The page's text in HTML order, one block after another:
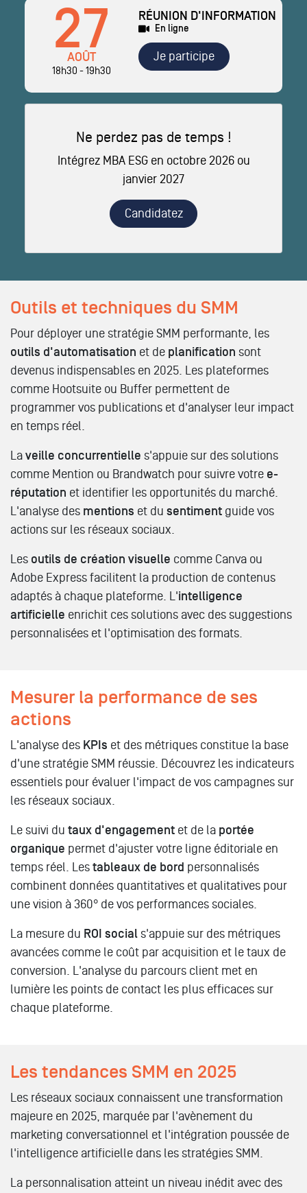
27
AOÛT
18h30 - 19h30
RÉUNION D'INFORMATION
En ligne
Je participe
Ne perdez pas de temps !
Intégrez MBA ESG en octobre 2026 ou
janvier 2027
Candidatez
Outils et techniques du SMM
Pour déployer une stratégie SMM performante, les
outils d'automatisation et de planification sont
devenus indispensables en 2025. Les plateformes
comme Hootsuite ou Buffer permettent de
programmer vos publications et d'analyser leur impact
en temps réel.
La veille concurrentielle s'appuie sur des solutions
comme Mention ou Brandwatch pour suivre votre e-
réputation et identifier les opportunités du marché.
L'analyse des mentions et du sentiment guide vos
actions sur les réseaux sociaux.
Les outils de création visuelle comme Canva ou
Adobe Express facilitent la production de contenus
adaptés à chaque plateforme. L'intelligence
artificielle enrichit ces solutions avec des suggestions
personnalisées et l'optimisation des formats.
Mesurer la performance de ses
actions
L'analyse des KPIs et des métriques constitue la base
d'une stratégie SMM réussie. Découvrez les indicateurs
essentiels pour évaluer l'impact de vos campagnes sur
les réseaux sociaux.
Le suivi du taux d'engagement et de la portée
organique permet d'ajuster votre ligne éditoriale en
temps réel. Les tableaux de bord personnalisés
combinent données quantitatives et qualitatives pour
une vision à 360° de vos performances sociales.
La mesure du ROI social s'appuie sur des métriques
avancées comme le coût par acquisition et le taux de
conversion. L'analyse du parcours client met en
lumière les points de contact les plus efficaces sur
chaque plateforme.
Les tendances SMM en 2025
Les réseaux sociaux connaissent une transformation
majeure en 2025, marquée par l'avènement du
marketing conversationnel et l'intégration poussée de
l'intelligence artificielle dans les stratégies SMM.
La personnalisation atteint un niveau inédit avec des